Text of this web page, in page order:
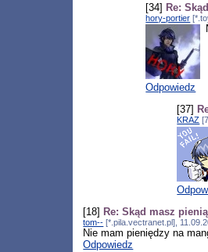
[34] Re:
hory-portier
Odpowiedz
[37]
KRAZ
[18] Re: Skąd masz
tom-- [*.pila.vectranet.pl],
Nie mam pieniędzy na
Odpowiedz